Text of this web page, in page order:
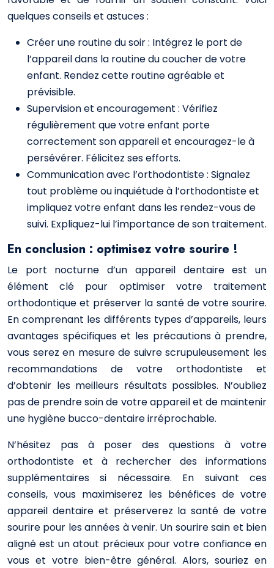
quelques conseils et astuces :
Créer une routine du soir : Intégrez le port de
l’appareil dans la routine du coucher de votre
enfant. Rendez cette routine agréable et
prévisible.
Supervision et encouragement : Vérifiez
régulièrement que votre enfant porte
correctement son appareil et encouragez-le à
persévérer. Félicitez ses efforts.
Communication avec l’orthodontiste : Signalez
tout problème ou inquiétude à l’orthodontiste et
impliquez votre enfant dans les rendez-vous de
suivi. Expliquez-lui l’importance de son traitement.
En conclusion : optimisez votre sourire !
Le port nocturne d’un appareil dentaire est un
élément clé pour optimiser votre traitement
orthodontique et préserver la santé de votre sourire.
En comprenant les différents types d’appareils, leurs
avantages spécifiques et les précautions à prendre,
vous serez en mesure de suivre scrupuleusement les
recommandations de votre orthodontiste et
d’obtenir les meilleurs résultats possibles. N’oubliez
pas de prendre soin de votre appareil et de maintenir
une hygiène bucco-dentaire irréprochable.
N’hésitez pas à poser des questions à votre
orthodontiste et à rechercher des informations
supplémentaires si nécessaire. En suivant ces
conseils, vous maximiserez les bénéfices de votre
appareil dentaire et préserverez la santé de votre
sourire pour les années à venir. Un sourire sain et bien
aligné est un atout précieux pour votre confiance en
vous et votre bien-être général. Alors, souriez en